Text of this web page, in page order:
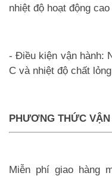
nhiệt độ hoạt động
- Điều kiện vận hành:
C và nhiệt độ chất
PHƯƠNG THỨC VẬN
Miễn phí giao hàng